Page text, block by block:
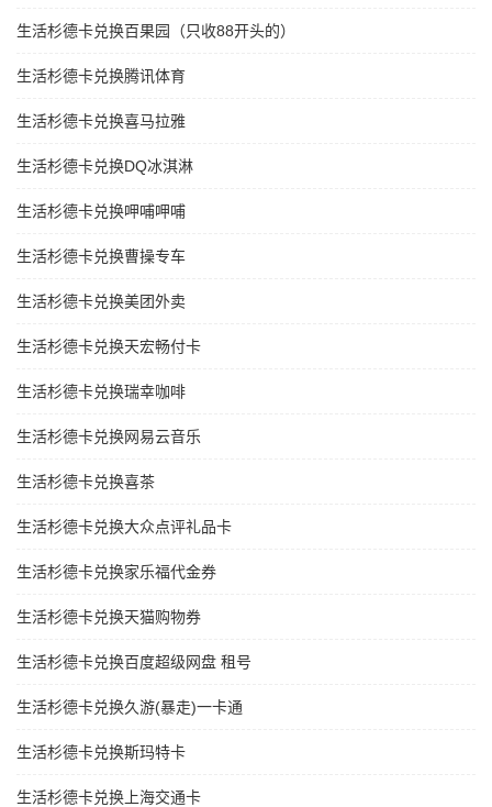
生活杉德卡兑换百果园（只收88开头的）
生活杉德卡兑换腾讯体育
生活杉德卡兑换喜马拉雅
生活杉德卡兑换DQ冰淇淋
生活杉德卡兑换呷哺呷哺
生活杉德卡兑换曹操专车
生活杉德卡兑换美团外卖
生活杉德卡兑换天宏畅付卡
生活杉德卡兑换瑞幸咖啡
生活杉德卡兑换网易云音乐
生活杉德卡兑换喜茶
生活杉德卡兑换大众点评礼品卡
生活杉德卡兑换家乐福代金券
生活杉德卡兑换天猫购物券
生活杉德卡兑换百度超级网盘 租号
生活杉德卡兑换久游(暴走)一卡通
生活杉德卡兑换斯玛特卡
生活杉德卡兑换上海交通卡